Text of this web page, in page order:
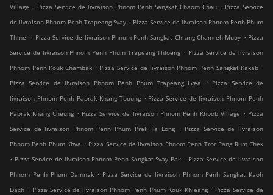
Village . Pizza Service de livraison Phnom Penh Sangkat Chaom Chau . Pizza Service
de livraison Phnom Penh Trapeang Svay . Pizza Service de livraison Phnom Penh Phum
Thmei . Pizza Service de livraison Phnom Penh Sangkat Chrang Chamreh Muoy . Pizza
Service de livraison Phnom Penh Phum Trapeang Thloeng . Pizza Service de livraison
Phnom Penh Kouk Chambak . Pizza Service de livraison Phnom Penh Sangkat Kakab .
Pizza Service de livraison Phnom Penh Phum Trapeang Lvea
. Pizza Service de
livraison Phnom Penh Paprak Khang Tboung . Pizza Service de livraison Phnom Penh
Paprak Khang Cheung . Pizza Service de livraison Phnom Penh Khpob Village . Pizza
Service de livraison Phnom Penh Phum Prek Ta Long
. Pizza Service de livraison
Phnom Penh Phum Khva . Pizza Service de livraison Phnom Penh Tror Pang Rum Chek
. Pizza Service de livraison Phnom Penh Sangkat Svay Pak . Pizza Service de livraison
Phnom Penh Phum Damnak . Pizza Service de livraison Phnom Penh Sangkat Kaoh
Dach . Pizza Service de livraison Phnom Penh Phum Kouk Khleang . Pizza Service de